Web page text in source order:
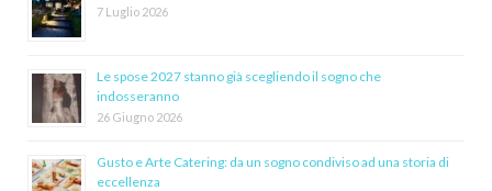
7 Luglio 2026
Le spose 2027 stanno già scegliendo il sogno che
indosseranno
26 Giugno 2026
Gusto e Arte Catering: da un sogno condiviso ad una storia di
eccellenza